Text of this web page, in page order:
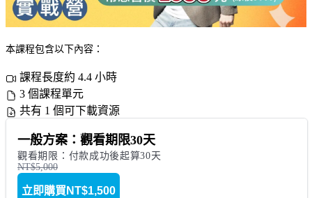
本課程包含以下內容：
課程長度約 4.4 小時
3 個課程單元
共有 1 個可下載資源
一般方案：觀看期限30天
觀看期限：付款成功後起算30天
NT$5,000
立即購買 NT$1,500